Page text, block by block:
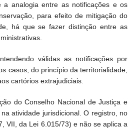
a analogia entre as notificações e os
para efeito de mitigação do
há que se fazer distinção entre as
válidas as notificações por
casos, do princípio da territorialidade,
cartórios extrajudiciais.
do Conselho Nacional de Justiça e
atividade jurisdicional. O registro, no
VII, da Lei 6.015/73) e não se aplica a